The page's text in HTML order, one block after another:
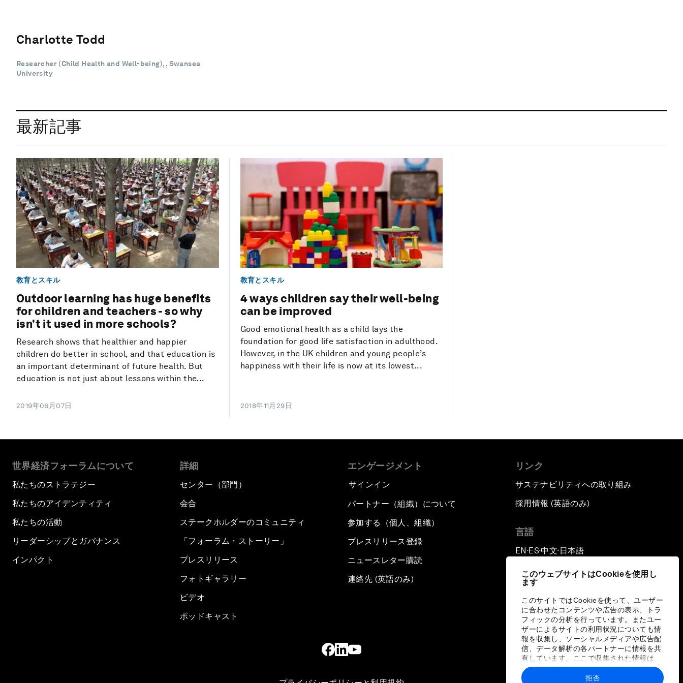
このウェブサイトはCookieを使用し
ます
このサイトではCookieを使って、ユーザー
に合わせたコンテンツや広告の表示、トラ
フィックの分析を行っています。またユー
ザーによるサイトの利用状況についても情
報を収集し、ソーシャルメディアや広告配
信、データ解析の各パートナーに情報を共
有しています。ここで収集された情報は、
ユーザーが各パートナーに提供した他の情
報や各パートナーのサービスを使用した際
拒否
Charlotte Todd
Researcher (Child Health and Well-being), , Swansea
University
最新記事
教育とスキル
Outdoor learning has huge benefits
for children and teachers - so why
isn’t it used in more schools?
Research shows that healthier and happier
children do better in school, and that education is
an important determinant of future health. But
education is not just about lessons within the...
2019年06月07日
教育とスキル
4 ways children say their well-being
can be improved
Good emotional health as a child lays the
foundation for good life satisfaction in adulthood.
However, in the UK children and young people’s
happiness with their life is now at its lowest...
2018年11月29日
世界経済フォーラムについて
私たちのストラテジー
私たちのアイデンティティ
私たちの活動
リーダーシップとガバナンス
インパクト
詳細
センター（部門）
会合
ステークホルダーのコミュニティ
「フォーラム・ストーリー」
プレスリリース
フォトギャラリー
ビデオ
ポッドキャスト
エンゲージメント
サインイン
パートナー（組織）について
参加する（個人、組織）
プレスリリース登録
ニュースレター購読
連絡先 (英語のみ)
リンク
サステナビリティへの取り組み
採用情報 (英語のみ)
言語
EN ▪ ES▪中文▪ 日本語